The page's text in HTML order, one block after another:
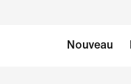
Nouveau